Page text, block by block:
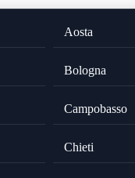
Aosta
Bologna
Campobasso
Chieti